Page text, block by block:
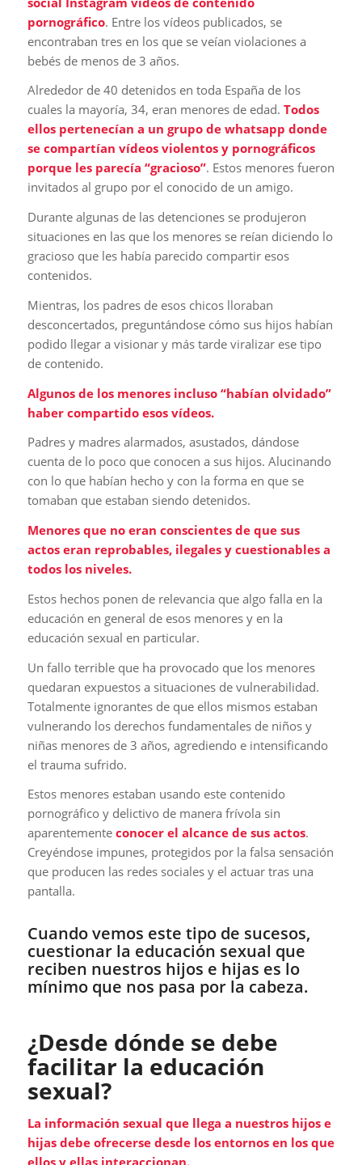
pornográfico. Entre los vídeos publicados, se
encontraban tres en los que se veían violaciones a
bebés de menos de 3 años.
Alrededor de 40 detenidos en toda España de los
cuales la mayoría, 34, eran menores de edad. Todos
ellos pertenecían a un grupo de whatsapp donde
se compartían vídeos violentos y pornográficos
porque les parecía “gracioso”. Estos menores fueron
invitados al grupo por el conocido de un amigo.
Durante algunas de las detenciones se produjeron
situaciones en las que los menores se reían diciendo lo
gracioso que les había parecido compartir esos
contenidos.
Mientras, los padres de esos chicos lloraban
desconcertados, preguntándose cómo sus hijos habían
podido llegar a visionar y más tarde viralizar ese tipo
de contenido.
Algunos de los menores incluso “habían olvidado”
haber compartido esos vídeos.
Padres y madres alarmados, asustados, dándose
cuenta de lo poco que conocen a sus hijos. Alucinando
con lo que habían hecho y con la forma en que se
tomaban que estaban siendo detenidos.
Menores que no eran conscientes de que sus
actos eran reprobables, ilegales y cuestionables a
todos los niveles.
Estos hechos ponen de relevancia que algo falla en la
educación en general de esos menores y en la
educación sexual en particular.
Un fallo terrible que ha provocado que los menores
quedaran expuestos a situaciones de vulnerabilidad.
Totalmente ignorantes de que ellos mismos estaban
vulnerando los derechos fundamentales de niños y
niñas menores de 3 años, agrediendo e intensificando
el trauma sufrido.
Estos menores estaban usando este contenido
pornográfico y delictivo de manera frívola sin
aparentemente conocer el alcance de sus actos.
Creyéndose impunes, protegidos por la falsa sensación
que producen las redes sociales y el actuar tras una
pantalla.
Cuando vemos este tipo de sucesos,
cuestionar la educación sexual que
reciben nuestros hijos e hijas es lo
mínimo que nos pasa por la cabeza.
¿Desde dónde se debe
facilitar la educación
sexual?
La información sexual que llega a nuestros hijos e
hijas debe ofrecerse desde los entornos en los que